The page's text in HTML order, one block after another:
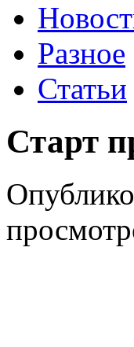
Разное
Статьи
Старт